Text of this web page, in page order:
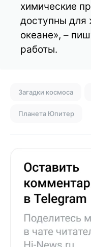
химические
доступны для
океане», –
работы.
Загадки космоса
Планета Юпитер